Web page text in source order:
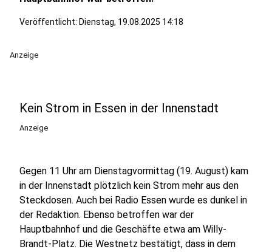
Veröffentlicht: Dienstag, 19.08.2025 14:18
Anzeige
Kein Strom in Essen in der Innenstadt
Anzeige
Gegen 11 Uhr am Dienstagvormittag (19. August) kam
in der Innenstadt plötzlich kein Strom mehr aus den
Steckdosen. Auch bei Radio Essen wurde es dunkel in
der Redaktion. Ebenso betroffen war der
Hauptbahnhof und die Geschäfte etwa am Willy-
Brandt-Platz. Die Westnetz bestätigt, dass in dem